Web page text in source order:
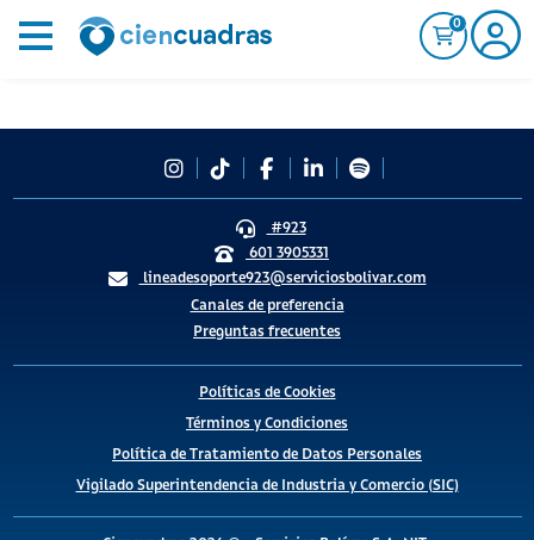
0
#923
601 3905331
lineadesoporte923@serviciosbolivar.com
Canales de preferencia
Preguntas frecuentes
Políticas de Cookies
Términos y Condiciones
Política de Tratamiento de Datos Personales
Vigilado Superintendencia de Industria y Comercio (SIC)